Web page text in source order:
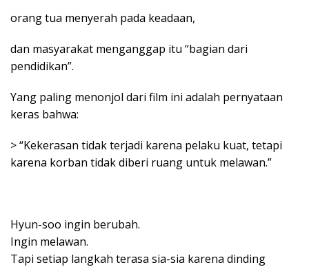
orang tua menyerah pada keadaan,
dan masyarakat menganggap itu “bagian dari
pendidikan”.
Yang paling menonjol dari film ini adalah pernyataan
keras bahwa:
> “Kekerasan tidak terjadi karena pelaku kuat, tetapi
karena korban tidak diberi ruang untuk melawan.”
Hyun-soo ingin berubah.
Ingin melawan.
Tapi setiap langkah terasa sia-sia karena dinding